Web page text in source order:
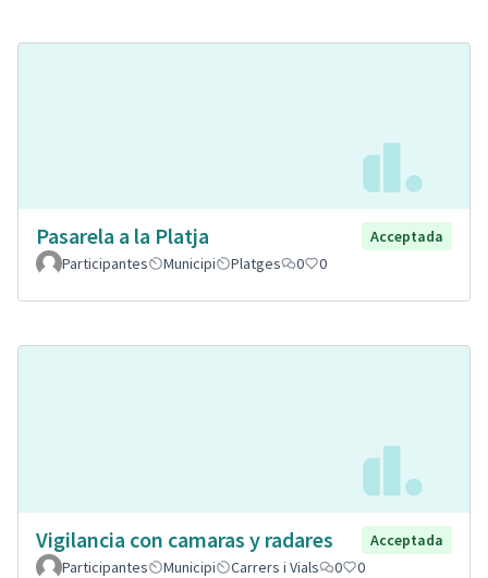
Pasarela a la Platja
Acceptada
Participantes
Municipi Platges 0 0
Vigilancia con camaras y radares
Acceptada
Participantes
Municipi Carrers i Vials 0 0